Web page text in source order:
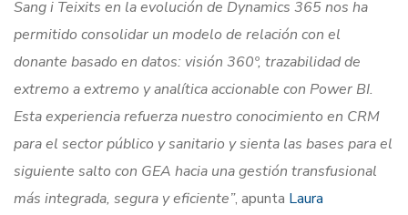
Sang i Teixits en la evolución de Dynamics 365 nos ha
permitido consolidar un modelo de relación con el
donante basado en datos: visión 360º, trazabilidad de
extremo a extremo y analítica accionable con Power BI.
Esta experiencia refuerza nuestro conocimiento en CRM
para el sector público y sanitario y sienta las bases para el
siguiente salto con GEA hacia una gestión transfusional
más integrada, segura y eficiente”, apunta Laura